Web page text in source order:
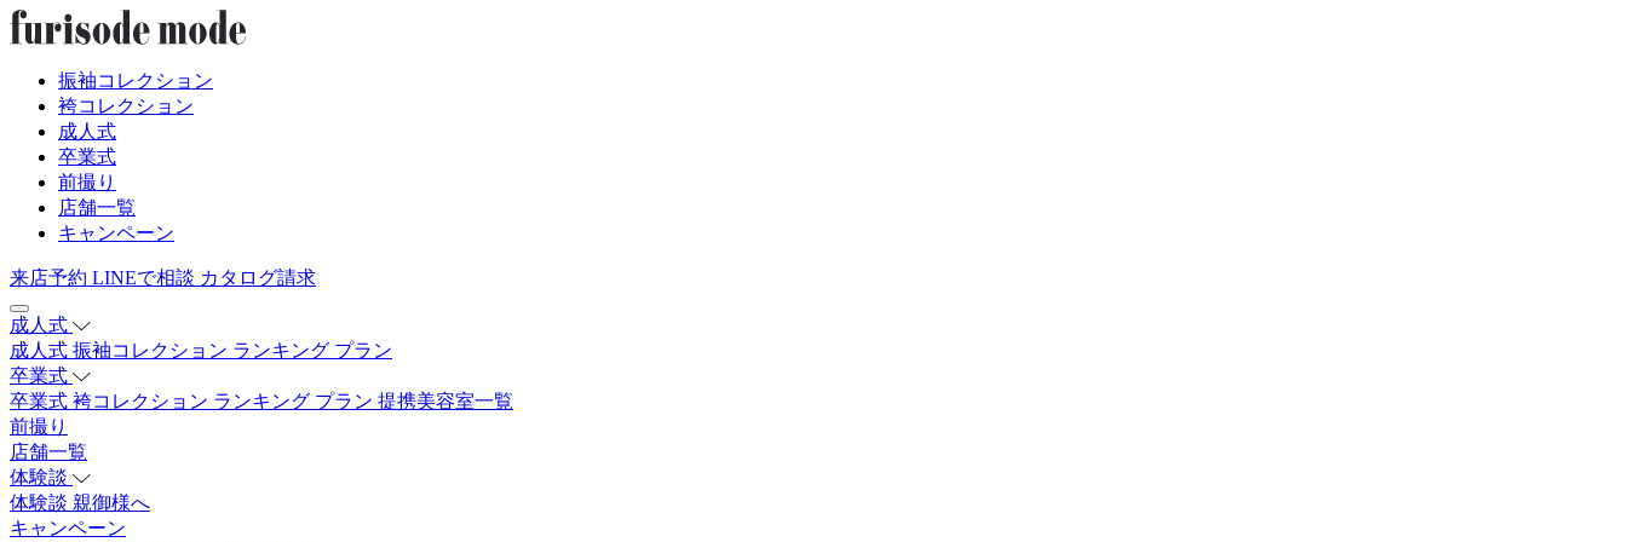
振袖コレクション
袴コレクション
成人式
卒業式
前撮り
店舗一覧
キャンペーン
来店予約 LINEで相談 カタログ請求
成人式
成人式 振袖コレクション ランキング プラン
卒業式
卒業式 袴コレクション ランキング プラン 提携美容室一覧
前撮り
店舗一覧
体験談
体験談 親御様へ
キャンペーン